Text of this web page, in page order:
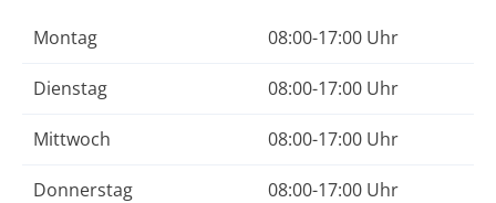
Montag 08:00-17:00 Uhr
Dienstag 08:00-17:00 Uhr
Mittwoch 08:00-17:00 Uhr
Donnerstag 08:00-17:00 Uhr